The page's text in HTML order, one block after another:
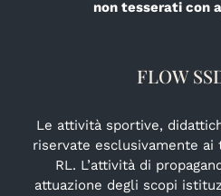
non tesserati con
FLOW
Le attività sportive,
riservate esclusivamente ai
RL. L’attività di
attuazione degli scopi